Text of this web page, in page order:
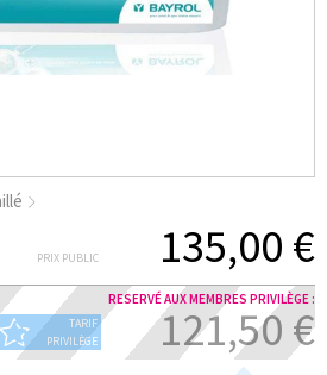
PRIX PUBLIC 135,00 €
RESERVÉ AUX MEMBRES PRIVILÈGE :
TARIF
PRIVILÈGE
121,50 €